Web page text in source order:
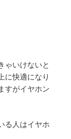
ゃいけないと
に快適になり
すがイヤホン
る人はイヤホ